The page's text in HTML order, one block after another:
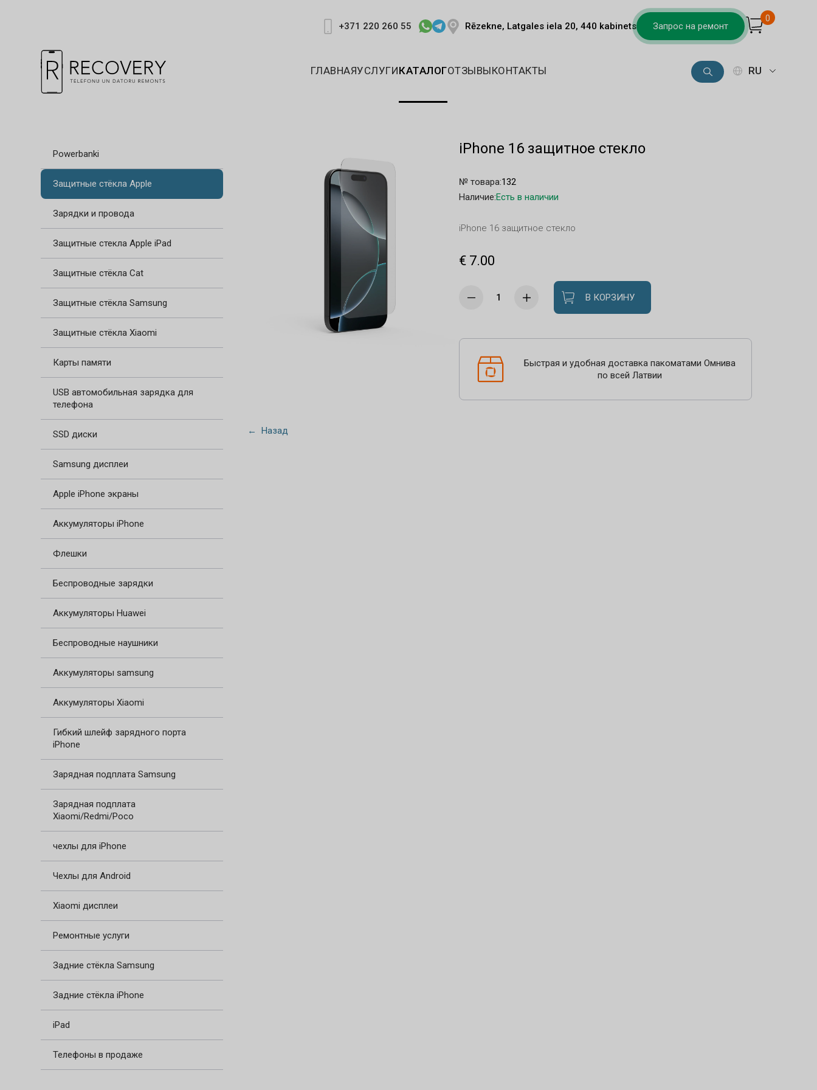
+371 220 260 55 Rēzekne, Latgales iela 20, 440 kabinets Запрос на ремонт
0
ГЛАВНАЯУСЛУГИКАТАЛОГОТЗЫВЫКОНТАКТЫ RU
Powerbanki
Защитные стёкла Apple
Зарядки и провода
Защитные стекла Apple iPad
Защитные стёкла Cat
Защитные стёкла Samsung
Защитные стёкла Xiaomi
Карты памяти
USB автомобильная зарядка для
телефона
SSD диски
Samsung дисплеи
Apple iPhone экраны
Аккумуляторы iPhone
Флешки
Беспроводные зарядки
Аккумуляторы Huawei
Беспроводные наушники
Аккумуляторы samsung
Аккумуляторы Xiaomi
Гибкий шлейф зарядного порта
iPhone
Зарядная подплата Samsung
Зарядная подплата
Xiaomi/Redmi/Poco
чехлы для iPhone
Чехлы для Android
Xiaomi дисплеи
Ремонтные услуги
Задние стёкла Samsung
Задние стёкла iPhone
iPad
Телефоны в продаже
iPhone 16 защитное стекло
№ товара:132
Наличие:Есть в наличии
iPhone 16 защитное стекло
€ 7.00
В КОРЗИНУ
Быстрая и удобная доставка пакоматами Омнива
по всей Латвии
← Назад